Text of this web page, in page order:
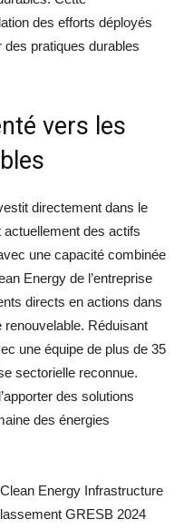
des efforts déployés
pratiques durables
vers les
directement dans le
actuellement des actifs
une capacité combinée
Energy de l’entreprise
directs en actions dans
renouvelable. Réduisant
une équipe de plus de 35
sectorielle reconnue.
des solutions
des énergies
Energy Infrastructure
GRESB 2024